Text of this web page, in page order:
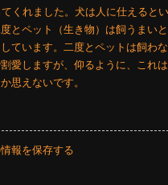
くれました。犬は人に仕えると
とペット（生き物）は飼うまいと
ています。二度とペットは飼わ
愛しますが、仰るように、これは
思えないです。
報を保存する